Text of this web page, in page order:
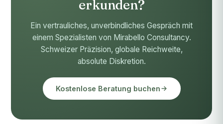
erkunden?
Ein vertrauliches, unverbindliches Gespräch mit
einem Spezialisten von Mirabello Consultancy.
Schweizer Präzision, globale Reichweite,
absolute Diskretion.
Kostenlose Beratung buchen